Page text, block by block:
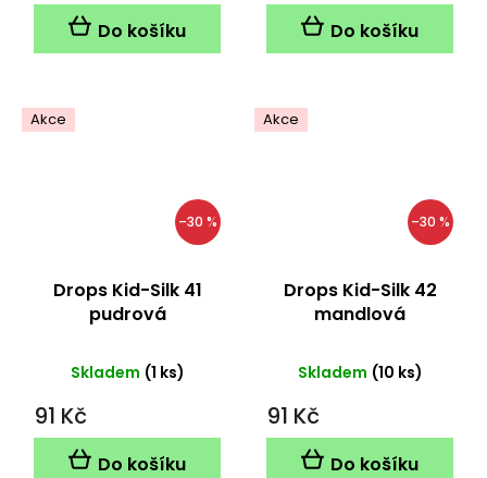
Do košíku Do košíku
Akce
–30 %
Drops Kid-Silk 41
pudrová
Skladem (1 ks)
91 Kč
Do košíku
Akce
–30 %
Drops Kid-Silk 42
mandlová
Skladem (10 ks)
91 Kč
Do košíku